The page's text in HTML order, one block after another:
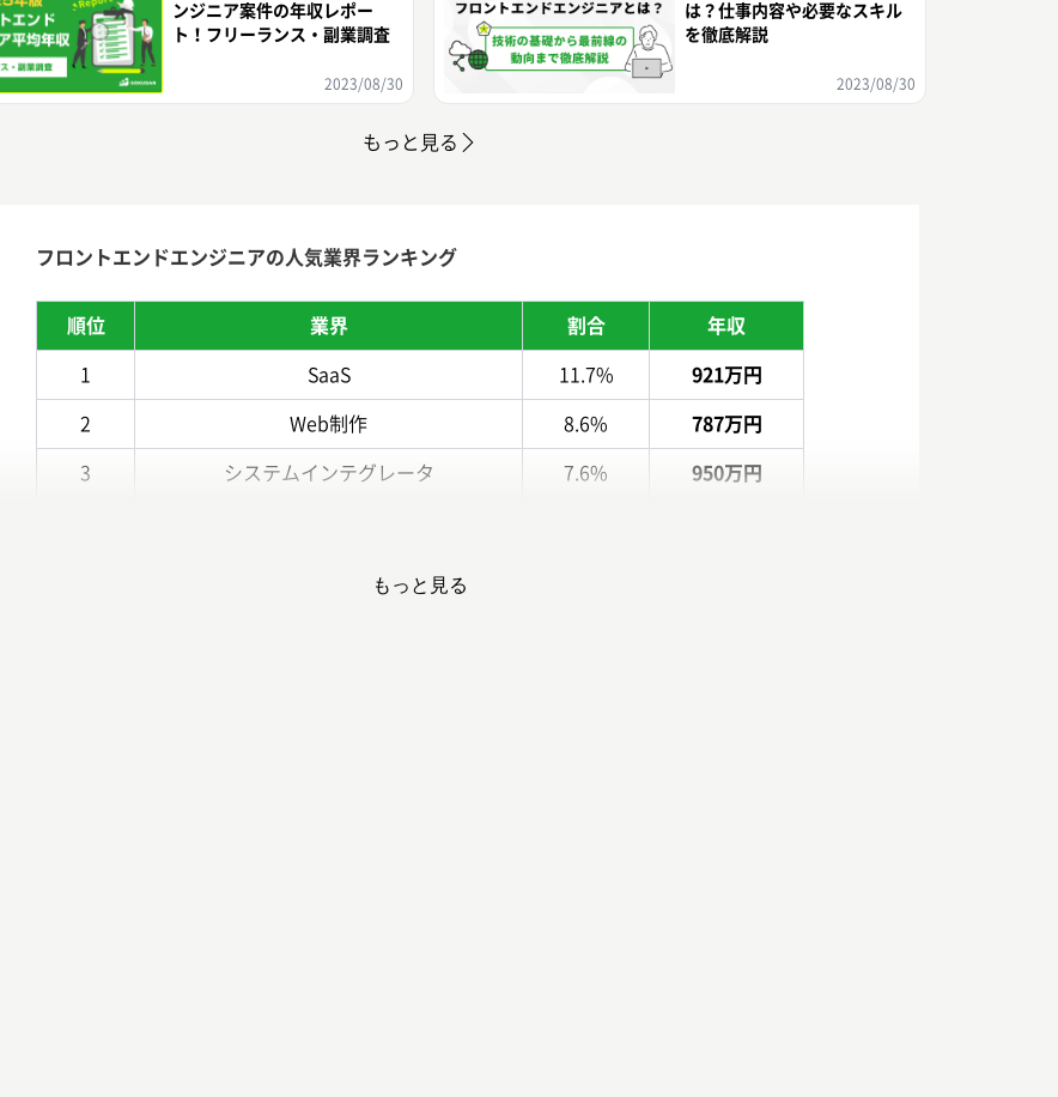
ンジニア案件の年収レポー
ト！フリーランス・副業調査
2023/08/30
は？仕事内容や必要なスキル
を徹底解説
2023/08/30
もっと見る
フロントエンドエンジニアの人気業界ランキング
順位 業界 割合 年収
1 SaaS 11.7% 921万円
2 Web制作 8.6% 787万円
3 システムインテグレータ 7.6% 950万円
もっと見る